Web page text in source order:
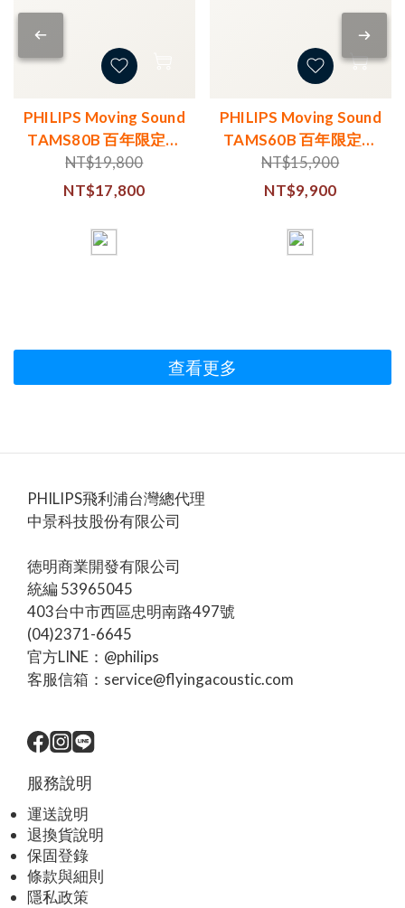
ROLLER 黑色／黃色。文章目錄Philips MS60 適合誰？四
款藍牙喇叭規格比較MS60 核心規格與設計MS60 與三款
對手怎麼選依使用情境快速選購常見問題 FAQPHILIPS
MS60 適合誰？先看結論MS60 適合希望一台喇叭同時跨
航、廣播連線、USB 音訊與視覺介面放在同一台產品
上，使用情境比只強調低頻或音量的機種更廣。想要功
能整合真立體聲、IP67、Auracast TX/RX、USB 音訊與
顯示介面。居家戶外都要用24 小時續航、手提設計、行
效與 Moving Sound 復古輪廓。黑色 The Roller MS60：
雙側單體、彩色顯示與 LED 燈環集中在復古手提輪廓
效與音效設定，實際使用會因音量與功能而改變。防
護：IP67 同時標示防塵與防水；IPX7 的 X 代表品牌未
／120W 最大電池 70W RMS；插電 100W RMS2.1 聲
道；60W 標準／最高 80W立體聲／360° True
Stereophonic；四組擴大器合計 80W頻率範圍50Hz–
20kHz44Hz–20kHz45Hz–20kHz50Hz–20kHz防護
IP67IP67IPX7、可漂浮IP67最長續航24 小時24 小時；
Playtime Boost 最多再增加 6 小時24 小時（官方特定測
試條件）30 小時以上廣播／串聯Auracast TX/RX、廣播
／接收／立體聲、TWSAuracast；兩台可組立體聲
TWS、PartyCast 2.0App 的 Listen to
2.3kg2.1kg台灣官方頁未公布1.8kg特色USB 音訊、IPS
彩色顯示、5 種燈效、行動電源、官方標示可更換電池
肩帶、行動電源、可更換電池RGB、App EQ、行動電源
AUX、麥克風、行動電源、可更換電池PHILIPS MS60 核
心規格：賣點不只 60W1. 單機二聲道、主動式雙向架構
MS60 內建兩個 3.5 吋低音單體、兩個 1 吋高音單體與兩
個被動輻射器，左右聲道都具高、低音配置。官方標示
60W RMS、120W 最大輸出，頻率範圍 50Hz–20kHz。
PHILIPS Moving Sound
TAMS80B 百年限定藍
牙喇叭 THE TUBE
NT$19,800
NT$17,800
PHILIPS Moving Sound
TAMS60B 百年限定藍
牙喇叭 THE ROLLER
NT$15,900
NT$9,900
查看更多
PHILIPS飛利浦台灣總代理
中景科技股份有限公司
徳明商業開發有限公司
統編 53965045
403台中市西區忠明南路497號
(04)2371-6645
官方LINE：@philips
客服信箱：service@flyingacoustic.com
服務說明
運送說明
退換貨說明
保固登錄
條款與細則
隱私政策